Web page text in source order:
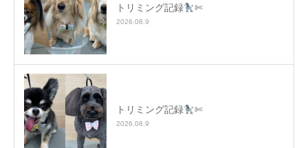
トリミング記録 ✄
2026.08.9
トリミング記録 ✄
2026.08.9